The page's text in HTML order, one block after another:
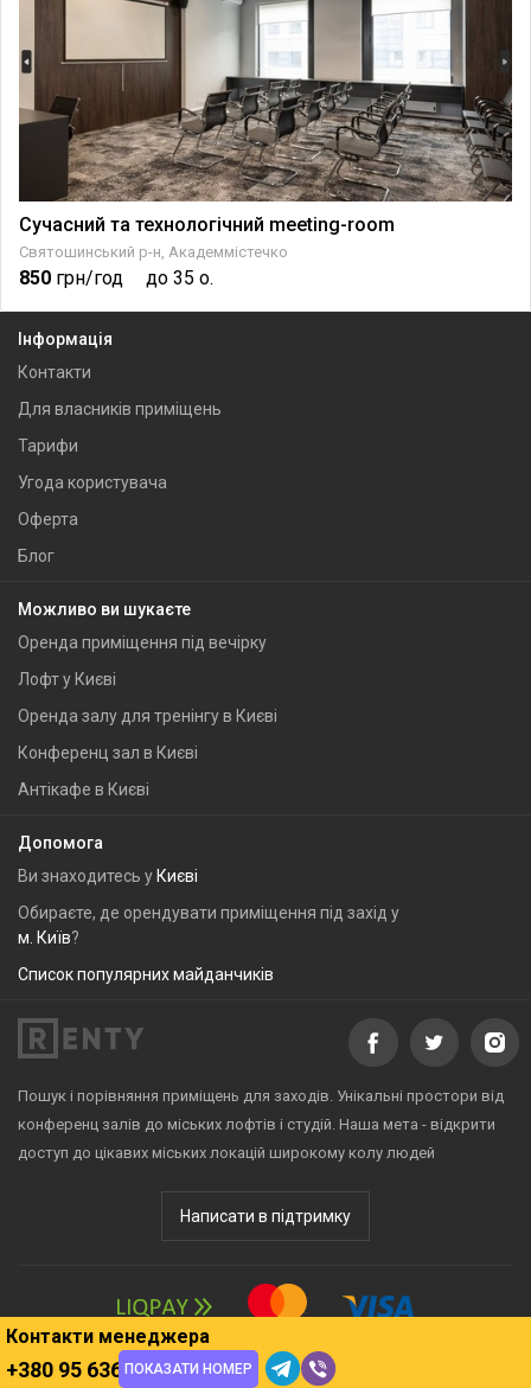
Сучасний та технологічний meeting-room
Святошинський р-н, Академмістечко
850 грн/год до 35 о.
Контакти менеджера
+380 95 636 8835ПОКАЗАТИ НОМЕР
Інформація
Контакти
Для власників приміщень
Тарифи
Угода користувача
Оферта
Блог
Можливо ви шукаєте
Оренда приміщення під вечірку
Лофт у Києві
Оренда залу для тренінгу в Києві
Конференц зал в Києві
Антікафе в Києві
Допомога
Ви знаходитесь у Києві
Обираєте, де орендувати приміщення під захід у
м. Київ?
Список популярних майданчиків
Пошук і порівняння приміщень для заходів. Унікальні простори від
конференц залів до міських лофтів і студій. Наша мета - відкрити
доступ до цікавих міських локацій широкому колу людей
Написати в підтримку
© 2016 – 2026 Renty